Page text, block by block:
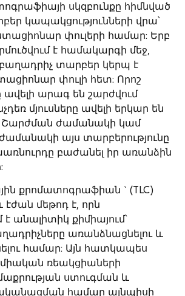
սկզբունքը հիմնված
կապակցությունների վրա՝
փուլերի համար: Երբ
է համակարգի մեջ,
բաղադրիչ տարբեր կերպ է
փուլի հետ: Որոշ
ավելի արագ են շարժվում
մյուսները ավելի երկար են
ժամանակի կամ
այս տարբերությունը
բաժանել իր առանձին
քրոմատոգրաֆիան ` (TLC)
մեթոդ է, որն
անալիտիկ քիմիայում՝
առանձնացնելու և
համար: Այն հատկապես
ռեակցիաների
ստուգման և
համար այնպիսի